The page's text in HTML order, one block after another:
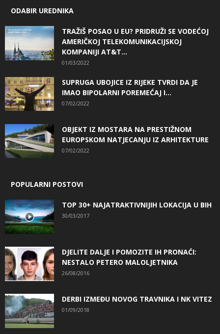
ODABIR UREDNIKA
TRAŽIŠ POSAO U EU? PRIDRUŽI SE VODEĆOJ
AMERIČKOJ TELEKOMUNIKACIJSKOJ
KOMPANIJI AT&T...
01/03/2022
SUPRUGA UBOJICE IZ RIJEKE TVRDI DA JE
IMAO BIPOLARNI POREMEĆAJ I...
07/02/2022
OBJEKT IZ MOSTARA NA PRESTIŽNOM
EUROPSKOM NATJECANJU IZ ARHITEKTURE
07/02/2022
POPULARNI POSTOVI
TOP 30+ NAJATRAKTIVNIJIH LOKACIJA U BIH
30/03/2017
DJELITE DALJE I POMOZITE IH PRONAĆI:
NESTALO PETERO MALOLJETNIKA
26/08/2016
DERBI IZMEĐU NOVOG TRAVNIKA I NK VITEZ
01/09/2018